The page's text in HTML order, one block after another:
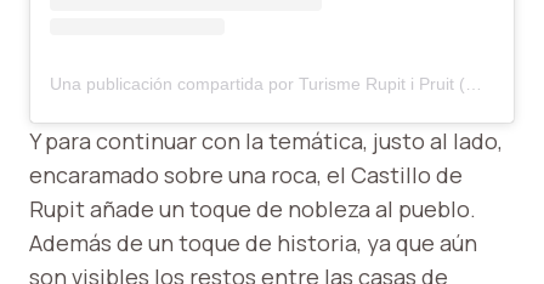
Una publicación compartida por Turisme Rupit i Pruit (@turisme_rupitipruit)
Y para continuar con la temática, justo al lado,
encaramado sobre una roca, el Castillo de
Rupit añade un toque de nobleza al pueblo.
Además de un toque de historia, ya que aún
son visibles los restos entre las casas de